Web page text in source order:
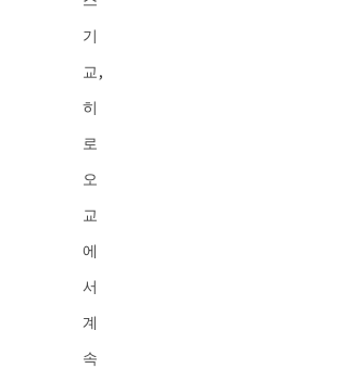
기
교,
히
로
오
교
에
서
계
속